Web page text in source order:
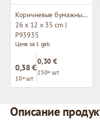
Коричневые бумажные пакеты с плетёными ручками
26 x 12 x 35 cm |
P93935
Цена за 1 gab.
0,38 €
10+ шт.
0,30 €
250+ шт.
Описание